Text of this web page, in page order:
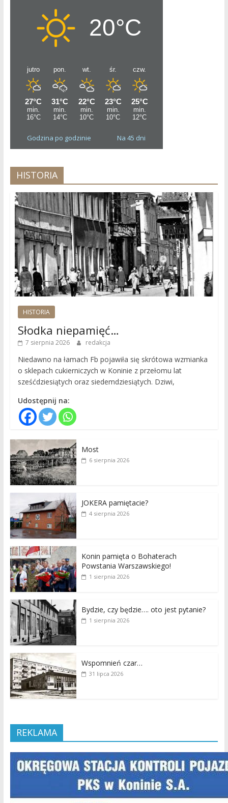
Godzina po godzinie Na 45 dni
HISTORIA
HISTORIA
Słodka niepamięć…
7 sierpnia 2026 redakcja
Niedawno na łamach Fb pojawiła się skrótowa wzmianka
o sklepach cukierniczych w Koninie z przełomu lat
sześćdziesiątych oraz siedemdziesiątych. Dziwi,
Udostępnij na:
Most
6 sierpnia 2026
JOKERA pamiętacie?
4 sierpnia 2026
Konin pamięta o Bohaterach
Powstania Warszawskiego!
1 sierpnia 2026
Bydzie, czy będzie…. oto jest pytanie?
1 sierpnia 2026
Wspomnień czar…
31 lipca 2026
REKLAMA